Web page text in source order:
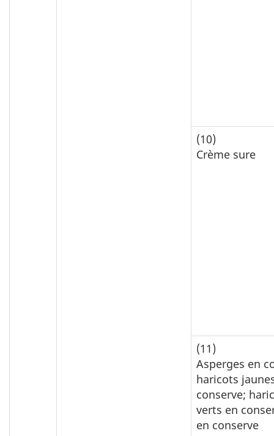
(10)
Crème sure
(11)
Asperges en
haricots
conserve;
verts en
en conserve